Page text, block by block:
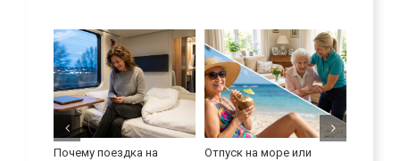
Почему поездка на
Отпуск на море или